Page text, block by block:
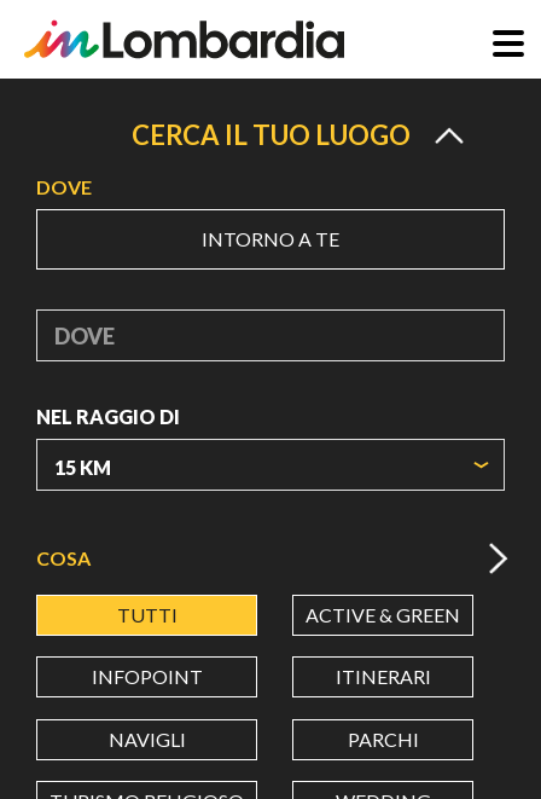
principale
CERCA IL TUO LUOGO
DOVE
INTORNO A TE
DOVE
NEL RAGGIO DI
LATITUDINE
LONGITUDINE
COSA
TUTTI ACTIVE & GREEN
INFOPOINT ITINERARI
NAVIGLI PARCHI